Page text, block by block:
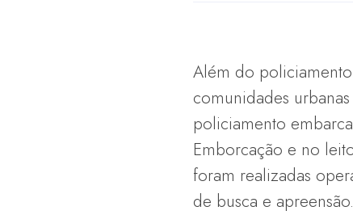
Além do
comunidades
policiamento
Emborcação e no
foram realizadas
de busca e apreensão.